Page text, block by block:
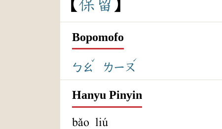
保 留
Bopomofo
ㄅㄠ
ˇ
ㄌㄧㄡ
ˊ
Hanyu Pinyin
bǎo liú